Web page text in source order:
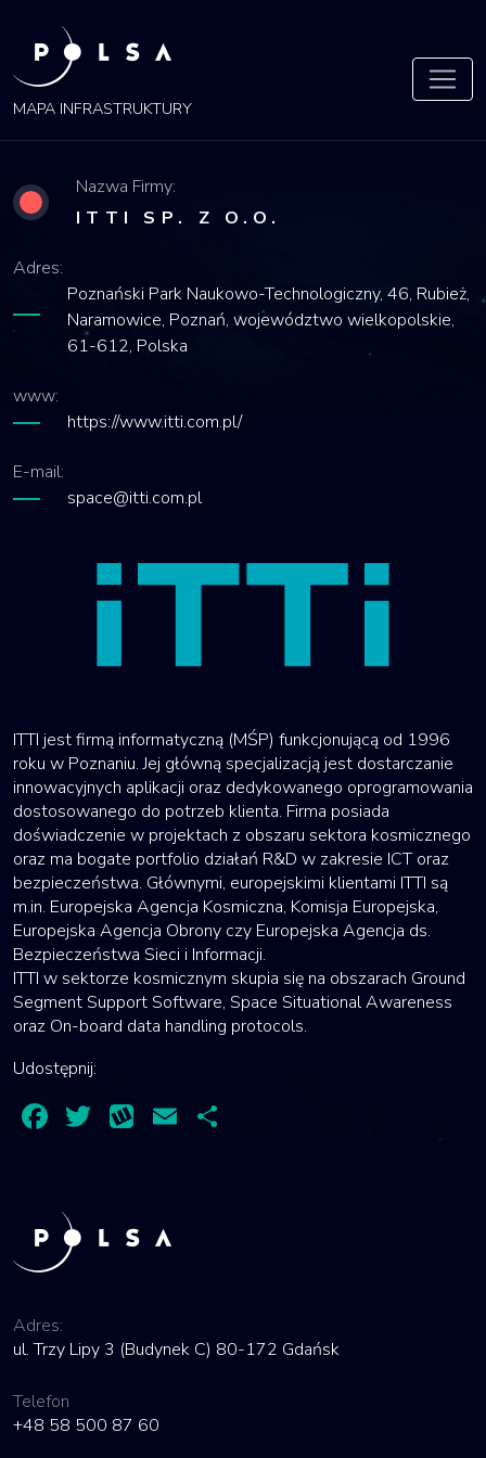
POLSA
MAPA
MAPA INFRASTRUKTURY
Nazwa Firmy:
ITTI SP. Z O.O.
Adres:
Poznański Park Naukowo-Technologiczny, 46, Rubież,
Naramowice, Poznań, województwo wielkopolskie,
61-612, Polska
www:
https://www.itti.com.pl/
E-mail:
space@itti.com.pl
ITTI jest firmą informatyczną (MŚP) funkcjonującą od 1996
roku w Poznaniu. Jej główną specjalizacją jest dostarczanie
innowacyjnych aplikacji oraz dedykowanego oprogramowania
dostosowanego do potrzeb klienta. Firma posiada
doświadczenie w projektach z obszaru sektora kosmicznego
oraz ma bogate portfolio działań R&D w zakresie ICT oraz
bezpieczeństwa. Głównymi, europejskimi klientami ITTI są
m.in. Europejska Agencja Kosmiczna, Komisja Europejska,
Europejska Agencja Obrony czy Europejska Agencja ds.
Bezpieczeństwa Sieci i Informacji.
ITTI w sektorze kosmicznym skupia się na obszarach Ground
Segment Support Software, Space Situational Awareness
oraz On-board data handling protocols.
Udostępnij:
Facebook
Twitter
Wykop
Email
Adres:
ul. Trzy Lipy 3 (Budynek C) 80-172 Gdańsk
Telefon
+48 58 500 87 60